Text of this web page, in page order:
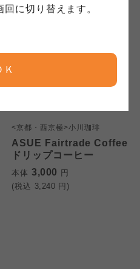
に切り替えます。
Ｋ
<京都・西京極>小川珈琲
ASUE Fairtrade Coffee
ドリップコーヒー
本体 3,000 円
(税込 3,240 円)
らコープ
パルコープ
わ市民生協
市民生協
プしが
コープ
かパルコープ
わ市民生協
市民生協
らコープ
パルコープ
わ市民生協
市民生協